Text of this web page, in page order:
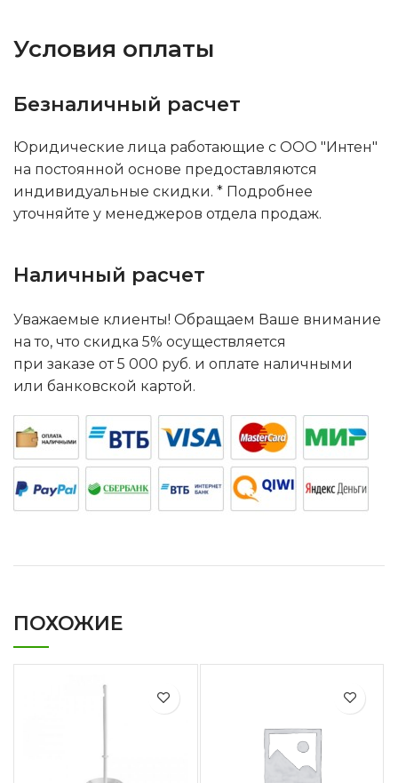
Условия оплаты
Безналичный расчет
Юридические лица работающие с ООО "Интен"
на постоянной основе предоставляются
индивидуальные скидки. * Подробнее
уточняйте у менеджеров отдела продаж.
Наличный расчет
Уважаемые клиенты! Обращаем Ваше внимание
на то, что скидка 5% осуществляется
при заказе от 5 000 руб. и оплате наличными
или банковской картой.
ПОХОЖИЕ